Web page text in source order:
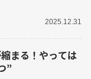
2025.12.31
まる！やっては
”